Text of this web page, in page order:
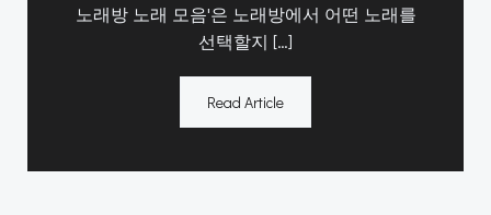
노래방 노래 모음'은 노래방에서 어떤 노래를
선택할지 […]
Read Article